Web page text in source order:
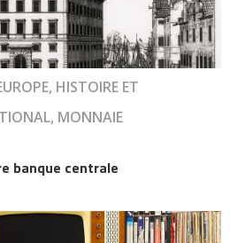
HISTOIRE ET
MONNAIE
banque centrale